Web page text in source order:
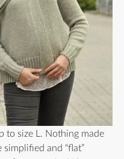
to size L. Nothing made
simplified and “flat”